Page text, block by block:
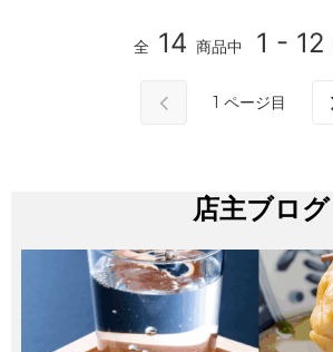
全 14 商品中 1 - 12
1 ページ目